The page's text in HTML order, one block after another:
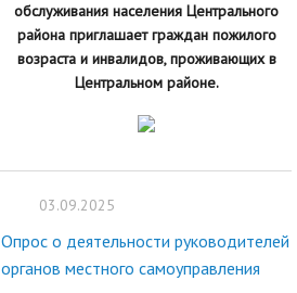
обслуживания населения Центрального
района приглашает граждан пожилого
возраста и инвалидов, проживающих в
Центральном районе.
03.09.2025
Опрос о деятельности руководителей
органов местного самоуправления